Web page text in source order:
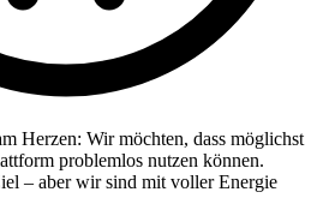
Herzen: Wir möchten, dass möglichst
problemlos nutzen können.
– aber wir sind mit voller Energie